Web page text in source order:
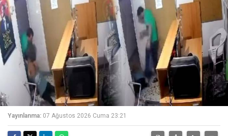
Yayınlanma: 07 Ağustos 2026 Cuma 23:21